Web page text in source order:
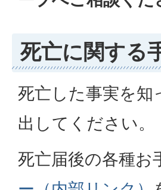
死亡に関する
死亡した事実を知
出してください。
死亡届後の各種お